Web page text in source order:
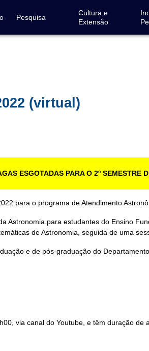
Pesquisa
Cultura e
Extensão
(virtual)
ESGOTADAS PARA O 2º SEMESTRE
para o programa de Atendimento
Astronomia para estudantes do Ensino
de Astronomia, seguida de uma
e de pós-graduação do
via canal do Youtube, e têm duração